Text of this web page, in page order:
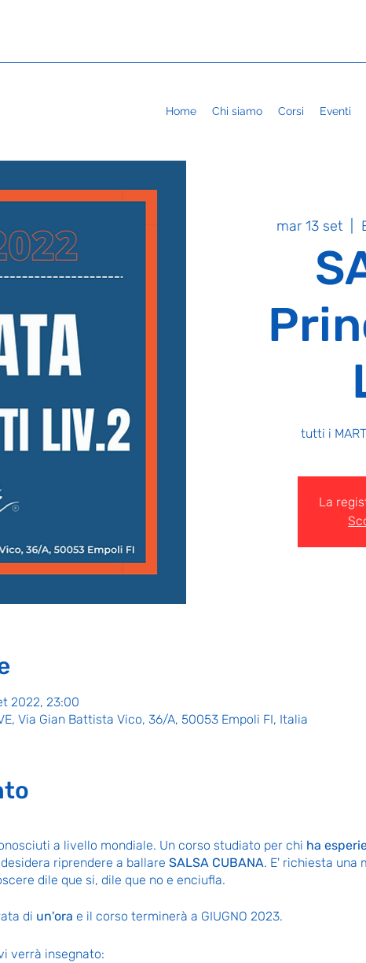
Home Chi siamo Corsi Eventi
mar 13 set
tutti i
La
2022, 23:00
Via Gian Battista Vico, 36/A, 50053 Empoli FI, Italia
a livello mondiale. Un corso studiato per chi ha
riprendere a ballare SALSA CUBANA. E' richiesta una
dile que si, dile que no e enciufla.
di un'ora e il corso terminerà a GIUGNO 2023.
verrà insegnato: